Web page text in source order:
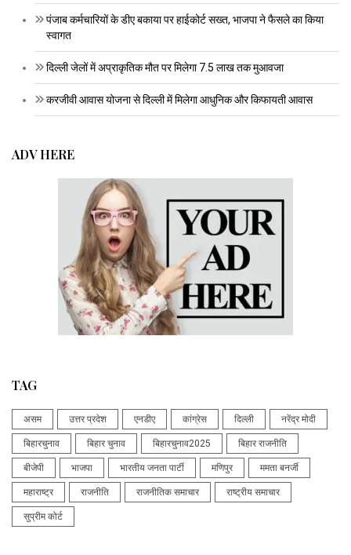
पंजाब कर्मचारियों के डीए बकाया पर हाईकोर्ट सख्त, भाजपा ने फैसले का किया
स्वागत
दिल्ली जेलों में अप्राकृतिक मौत पर मिलेगा 7.5 लाख तक मुआवजा
करजीवी आवास योजना से दिल्ली में मिलेगा आधुनिक और किफायती आवास
ADV HERE
TAG
असम उत्तर प्रदेश एनडीए कांग्रेस दिल्ली नरेंद्र मोदी
बिहारचुनाव बिहार चुनाव बिहारचुनाव2025 बिहार राजनीति
बीजेपी भाजपा भारतीय जनता पार्टी मणिपुर ममता बनर्जी
महाराष्ट्र राजनीति राजनीतिक समाचार राष्ट्रीय समाचार
सुप्रीम कोर्ट